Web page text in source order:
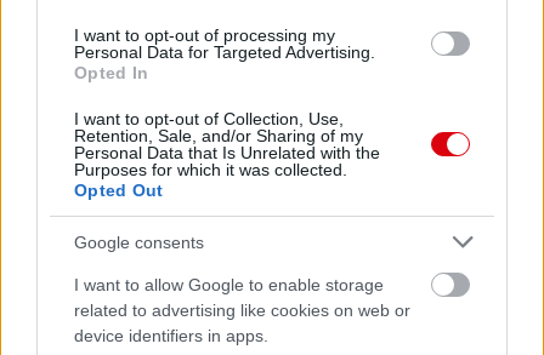
I want to opt-out of processing my
Personal Data for Targeted Advertising.
Opted In
I want to opt-out of Collection, Use,
Retention, Sale, and/or Sharing of my
Personal Data that Is Unrelated with the
Purposes for which it was collected.
Opted Out
Google consents
I want to allow Google to enable storage
related to advertising like cookies on web or
device identifiers in apps.